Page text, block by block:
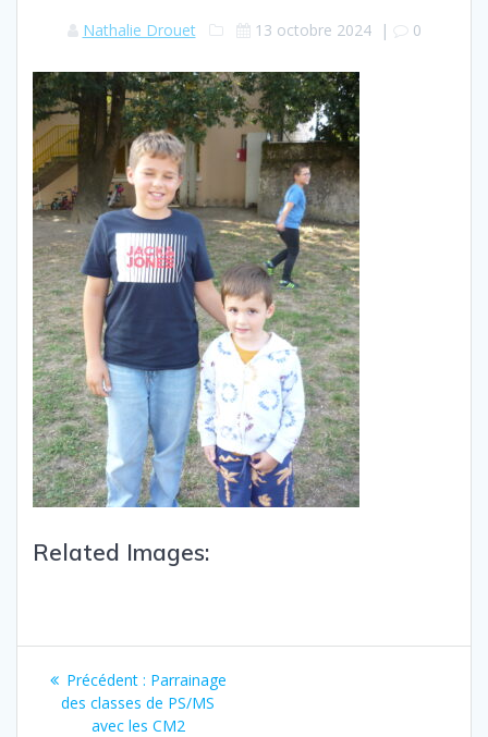
Nathalie Drouet 13 octobre 2024| 0
Related Images:
Précédent : Parrainage
des classes de PS/MS
avec les CM2